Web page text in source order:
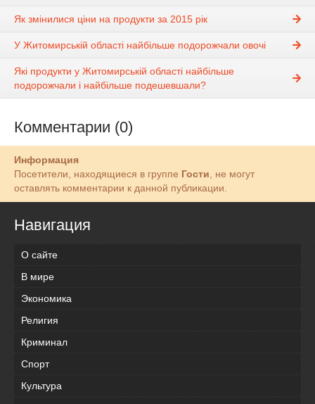
Як змінилися ціни на продукти за 2015 рік
У Житомирській області найбільше подорожчали овочі
Які продукти у Житомирській області найбільше
подорожчали і найбільше подешевшали?
Комментарии (0)
Информация
Посетители, находящиеся в группе Гости, не могут
оставлять комментарии к данной публикации.
Навигация
О сайте
В мире
Экономика
Религия
Криминал
Спорт
Культура